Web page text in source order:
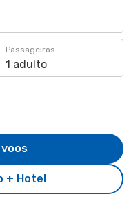
Passageiros
1 adulto
+ Hotel